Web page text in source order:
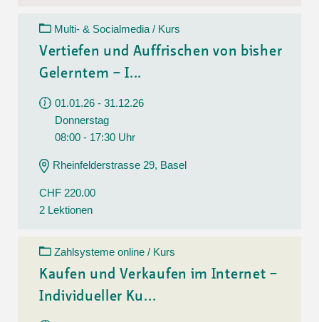
Multi- & Socialmedia / Kurs
Vertiefen und Auffrischen von bisher
Gelerntem – I...
01.01.26 - 31.12.26
Donnerstag
08:00 - 17:30 Uhr
Rheinfelderstrasse 29, Basel
CHF 220.00
2 Lektionen
Zahlsysteme online / Kurs
Kaufen und Verkaufen im Internet –
Individueller Ku...